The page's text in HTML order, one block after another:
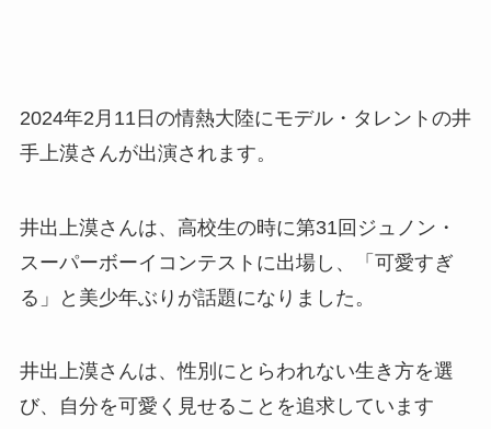
2024年2月11日の情熱大陸にモデル・タレントの井
手上漠さんが出演されます。
井出上漠さんは、高校生の時に第31回ジュノン・
スーパーボーイコンテストに出場し、「可愛すぎ
る」と美少年ぶりが話題になりました。
井出上漠さんは、性別にとらわれない生き方を選
び、自分を可愛く見せることを追求しています